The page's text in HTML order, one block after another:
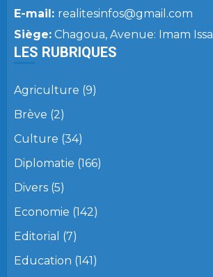
E-mail: realitesinfos@gmail.com
Siège: Chagoua, Avenue: Imam Issa
LES RUBRIQUES
Agriculture (9)
Brève (2)
Culture (34)
Diplomatie (166)
Divers (5)
Economie (142)
Editorial (7)
Education (141)